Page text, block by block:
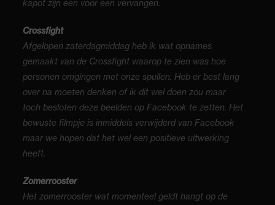
kapot zijn een voor een vervangen.
Crossfight
Afgelopen zaterdagmiddag heb ik wat opnames
gemaakt van de Crossfight waarop te zien was hoe
personen omgingen met onze spullen. Heb er best lang
over na moeten denken of ik dit wel doen zou maar
toch besloten deze beelden op Facebook te zetten. Het
bewuste filmpje is inmiddels verwijderd van Facebook
maar we hopen dat het wel een positieve uitwerking
heeft.
Zomerrooster
Het zomerrooster wat momenteel geldt hangt op de